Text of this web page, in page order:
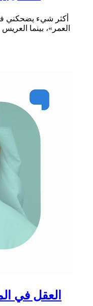
أكثر شيء يضحكني
العمر»، بينما
العقل في